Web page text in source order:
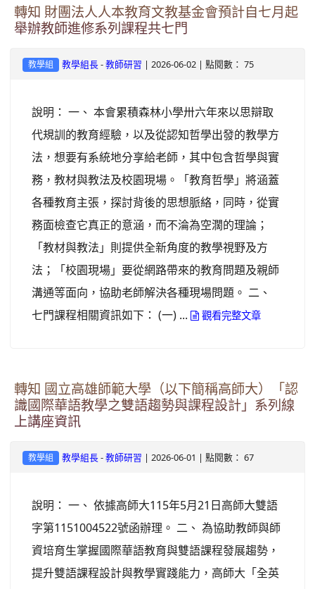
轉知 財團法人人本教育文教基金會預計自七月起
舉辦教師進修系列課程共七門
教學組 教學組長- 教師研習 | 2026-06-02 | 點閱數： 75
說明： 一、 本會累積森林小學卅六年來以思辯取
代規訓的教育經驗，以及從認知哲學出發的教學方
法，想要有系統地分享給老師，其中包含哲學與實
務，教材與教法及校園現場。「教育哲學」將涵蓋
各種教育主張，探討背後的思想脈絡，同時，從實
務面檢查它真正的意涵，而不淪為空濶的理論；
「教材與教法」則提供全新角度的教學視野及方
法；「校園現場」要從網路帶來的教育問題及親師
溝通等面向，協助老師解決各種現場問題。 二、
七門課程相關資訊如下： (一) ...
觀看完整文章
轉知 國立高雄師範大學（以下簡稱高師大）「認
識國際華語教學之雙語趨勢與課程設計」系列線
上講座資訊
教學組 教學組長- 教師研習 | 2026-06-01 | 點閱數： 67
說明： 一、 依據高師大115年5月21日高師大雙語
字第1151004522號函辦理。 二、 為協助教師與師
資培育生掌握國際華語教育與雙語課程發展趨勢，
提升雙語課程設計與教學實踐能力，高師大「全英